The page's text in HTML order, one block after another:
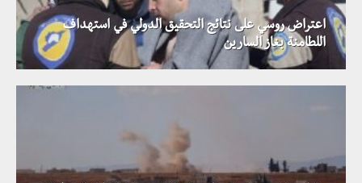
اعتراض روسي على نتائج التحقيق الدولي في استهداف
اللطامنة بغاز السارين